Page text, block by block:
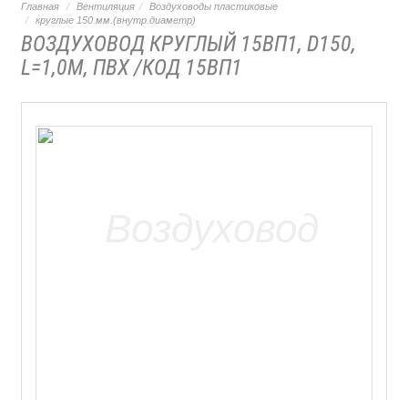
Главная Вентиляция
Воздуховоды пластиковые
круглые 150 мм.(внутр.диаметр)
ВОЗДУХОВОД КРУГЛЫЙ 15ВП1, D150,
L=1,0М, ПВХ /КОД 15ВП1